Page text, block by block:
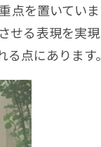
点を置いてい
せる表現を実
点にあります。